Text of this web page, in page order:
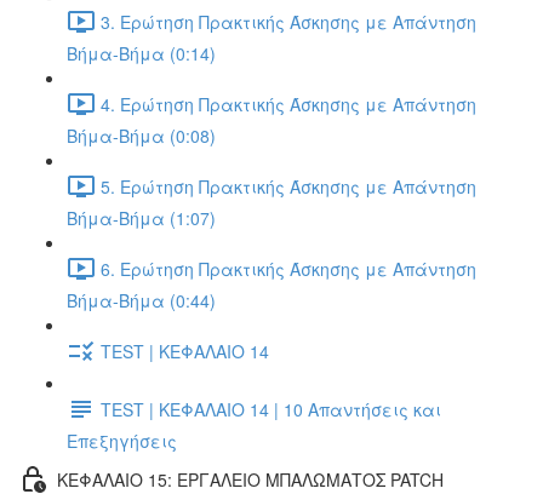
3. Ερώτηση Πρακτικής Άσκησης με Απάντηση
Βήμα-Βήμα (0:14)
4. Ερώτηση Πρακτικής Άσκησης με Απάντηση
Βήμα-Βήμα (0:08)
5. Ερώτηση Πρακτικής Άσκησης με Απάντηση
Βήμα-Βήμα (1:07)
6. Ερώτηση Πρακτικής Άσκησης με Απάντηση
Βήμα-Βήμα (0:44)
TEST | ΚΕΦΑΛΑΙΟ 14
TEST | ΚΕΦΑΛΑΙΟ 14 | 10 Απαντήσεις και
Επεξηγήσεις
ΚΕΦΑΛΑΙΟ 15: ΕΡΓΑΛΕΙΟ ΜΠΑΛΩΜΑΤΟΣ PATCH